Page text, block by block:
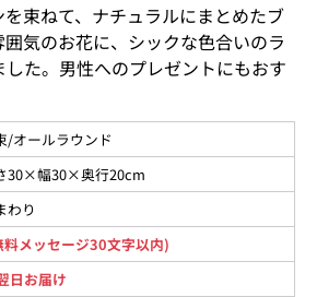
束ねて、ナチュラルにまとめたブ
気のお花に、シックな色合いのラ
した。男性へのプレゼントにもおす
/オールラウンド
30×幅30×奥行20cm
わり
メッセージ30文字以内)
日お届け